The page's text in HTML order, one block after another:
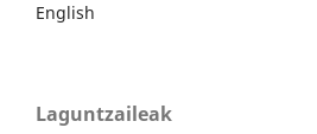
English
Laguntzaileak